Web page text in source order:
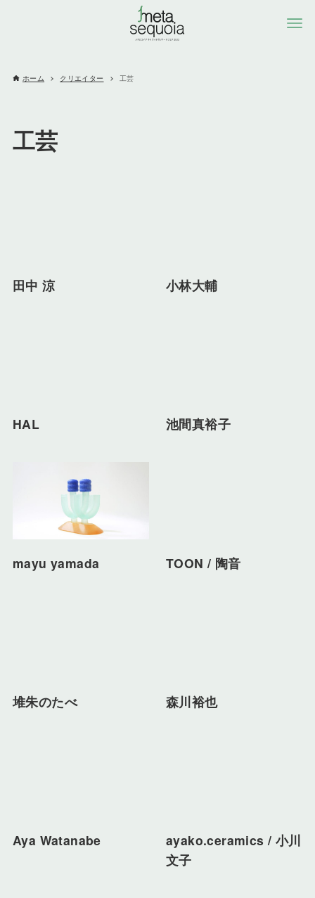
ホーム クリエイター 工芸
工芸
田中 涼 小林大輔
HAL 池間真裕子
mayu yamada TOON / 陶音
堆朱のたべ 森川裕也
Aya Watanabe
ayako.ceramics / 小川
文子